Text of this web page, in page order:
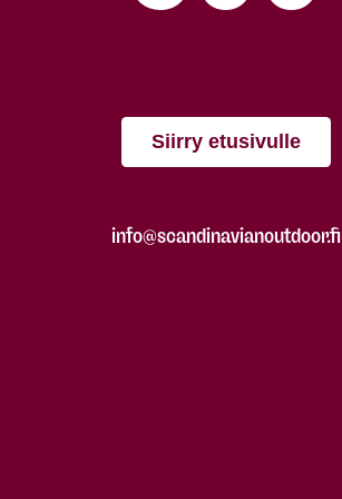
Siirry etusivulle
info@scandinavianoutdoor.fi